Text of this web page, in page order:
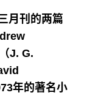
月刊的两篇
J. G.
年的著名小